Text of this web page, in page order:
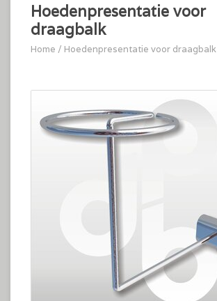
Hoedenpresentatie voor
draagbalk
Home / Hoedenpresentatie voor draagbalk